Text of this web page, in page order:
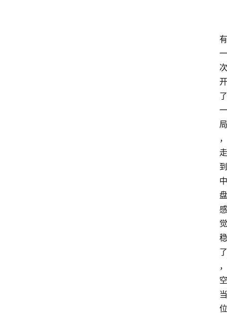
有
一
次
开
了
一
局
，
走
到
中
盘
感
觉
稳
了
，
空
当
位